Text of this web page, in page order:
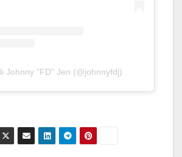
Johnny "FD" Jen (@johnnyfdj)